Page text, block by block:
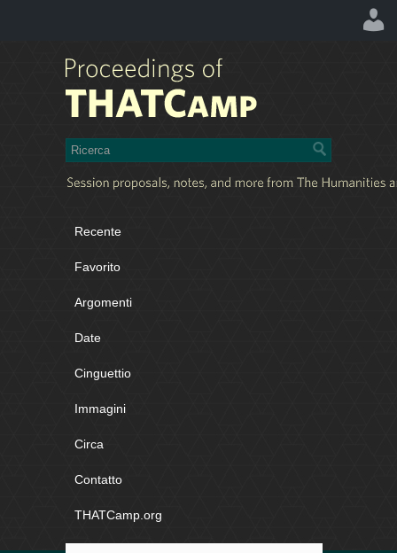
Recente
Favorito
Argomenti
Date
Cinguettio
Immagini
Circa
Contatto
THATCamp.org